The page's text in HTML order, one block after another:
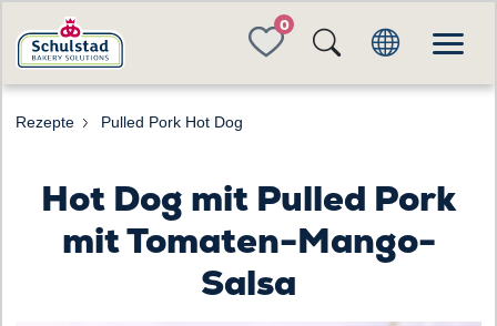
FAVORITES
Rezepte Pulled Pork Hot Dog
Hot Dog mit Pulled Pork
mit Tomaten-Mango-
Salsa